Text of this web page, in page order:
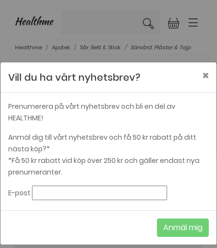
×
Healthme Apotek Sår, Bett & Stick Sårvård, Plåster & Tejp
Sårvård, Plåster & Tejp
VARUMÄRKE
Just nu visas 44 av 44
Vill du ha vårt nyhetsbrev? ×
Prenumerera på vårt nyhetsbrev och bli en del av
HEALTHME!
Anmäl dig till vårt nyhetsbrev och få 50 kr rabatt på ditt
nästa köp?*
*Få 50 kr rabatt vid köp över 250 kr och gäller endast nya
prenumeranter.
E-post
Anmäl mig